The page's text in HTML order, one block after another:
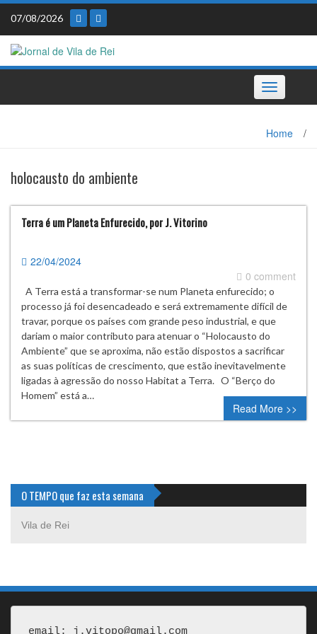
Skip
content
07/08/2026
Toggle
navigation
Home /
holocausto do ambiente
Terra é um Planeta Enfurecido, por J. Vitorino
22/04/2024
0 comment
A Terra está a transformar-se num Planeta enfurecido; o
processo já foi desencadeado e será extremamente difícil de
travar, porque os países com grande peso industrial, e que
dariam o maior contributo para atenuar o “Holocausto do
Ambiente” que se aproxima, não estão dispostos a sacrificar
as suas políticas de crescimento, que estão inevitavelmente
ligadas à agressão do nosso Habitat a Terra. O “Berço do
Homem” está a…
Read More >>
O TEMPO que faz esta semana
Vila de Rei